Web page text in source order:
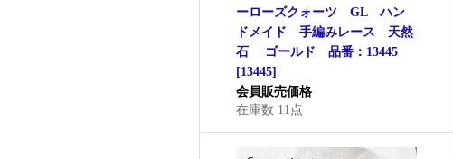
ーローズクォーツ GL ハン
ドメイド 手編みレース 天然
石 ゴールド 品番：13445
[13445]
会員販売価格
在庫数 11点